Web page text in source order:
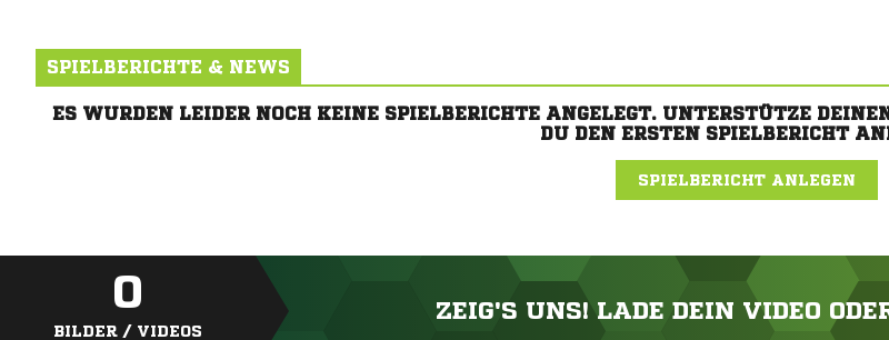
SPIELBERICHTE & NEWS
ES WURDEN LEIDER NOCH KEINE SPIELBERICHTE ANGELEGT. UNTERSTÜTZE
DU DEN ERSTEN SPIELBERICHT
SPIELBERICHT ANLEGEN
0
BILDER / VIDEOS
ZEIG'S UNS! LADE DEIN VIDEO